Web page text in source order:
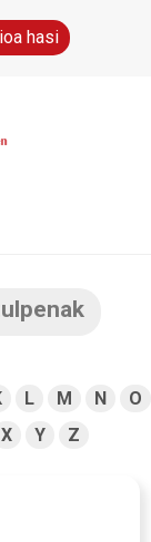
hasi
L M N
O
X Y Z